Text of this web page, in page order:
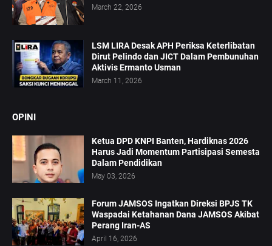
March 22, 2026
LSM LIRA Desak APH Periksa Keterlibatan
Dirut Pelindo dan JICT Dalam Pembunuhan
Aktivis Ermanto Usman
March 11, 2026
OPINI
Ketua DPD KNPI Banten, Hardiknas 2026
Harus Jadi Momentum Partisipasi Semesta
Dalam Pendidikan
May 03, 2026
Forum JAMSOS Ingatkan Direksi BPJS TK
Waspadai Ketahanan Dana JAMSOS Akibat
Perang Iran-AS
April 16, 2026